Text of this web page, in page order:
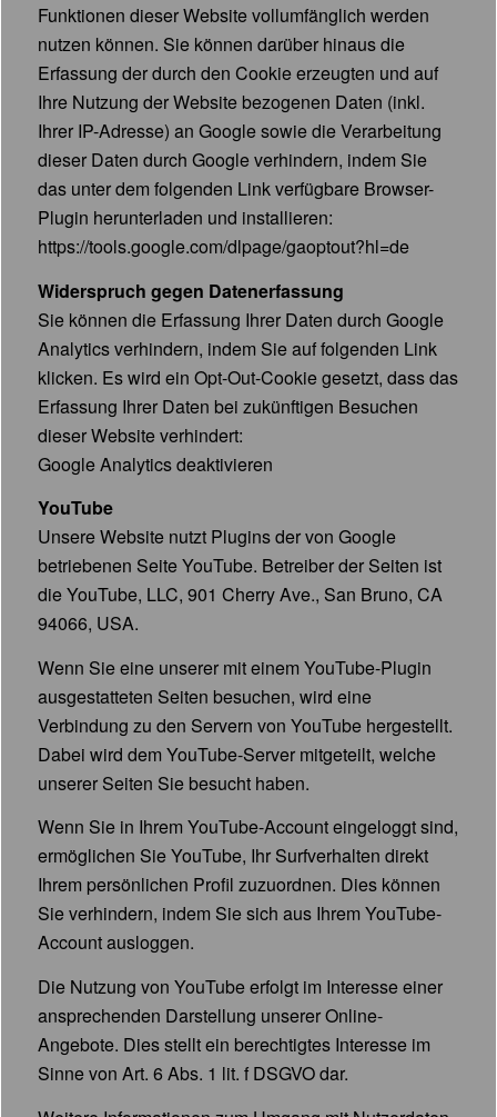
Funktionen dieser Website vollumfänglich werden
nutzen können. Sie können darüber hinaus die
Erfassung der durch den Cookie erzeugten und auf
Ihre Nutzung der Website bezogenen Daten (inkl.
Ihrer IP-Adresse) an Google sowie die Verarbeitung
dieser Daten durch Google verhindern, indem Sie
das unter dem folgenden Link verfügbare Browser-
Plugin herunterladen und installieren:
https://tools.google.com/dlpage/gaoptout?hl=de
Widerspruch gegen Datenerfassung
Sie können die Erfassung Ihrer Daten durch Google
Analytics verhindern, indem Sie auf folgenden Link
klicken. Es wird ein Opt-Out-Cookie gesetzt, dass das
Erfassung Ihrer Daten bei zukünftigen Besuchen
dieser Website verhindert:
Google Analytics deaktivieren
YouTube
Unsere Website nutzt Plugins der von Google
betriebenen Seite YouTube. Betreiber der Seiten ist
die YouTube, LLC, 901 Cherry Ave., San Bruno, CA
94066, USA.
Wenn Sie eine unserer mit einem YouTube-Plugin
ausgestatteten Seiten besuchen, wird eine
Verbindung zu den Servern von YouTube hergestellt.
Dabei wird dem YouTube-Server mitgeteilt, welche
unserer Seiten Sie besucht haben.
Wenn Sie in Ihrem YouTube-Account eingeloggt sind,
ermöglichen Sie YouTube, Ihr Surfverhalten direkt
Ihrem persönlichen Profil zuzuordnen. Dies können
Sie verhindern, indem Sie sich aus Ihrem YouTube-
Account ausloggen.
Die Nutzung von YouTube erfolgt im Interesse einer
ansprechenden Darstellung unserer Online-
Angebote. Dies stellt ein berechtigtes Interesse im
Sinne von Art. 6 Abs. 1 lit. f DSGVO dar.